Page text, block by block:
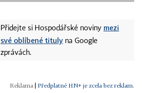
Přidejte si Hospodářské noviny mezi
své oblíbené tituly na Google
zprávách.
Předplatné HN+ je zcela bez reklam.